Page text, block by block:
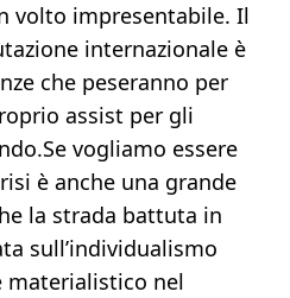
volto impresentabile. Il
internazionale è
che peseranno per
assist per gli
vogliamo essere
è anche una grande
la strada battuta in
sull’individualismo
materialistico nel